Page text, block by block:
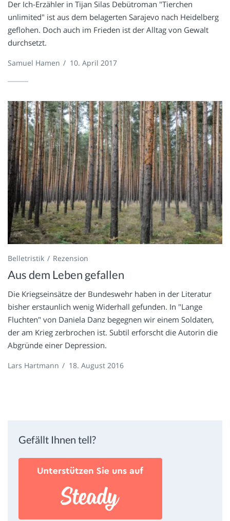
Der Ich-Erzähler in Tijan Silas Debütroman "Tierchen
unlimited" ist aus dem belagerten Sarajevo nach Heidelberg
geflohen. Doch auch im Frieden ist der Alltag von Gewalt
durchsetzt.
Samuel Hamen / 10. April 2017
Belletristik Rezension
Aus dem Leben gefallen
Die Kriegseinsätze der Bundeswehr haben in der Literatur
bisher erstaunlich wenig Widerhall gefunden. In "Lange
Fluchten" von Daniela Danz begegnen wir einem Soldaten,
der am Krieg zerbrochen ist. Subtil erforscht die Autorin die
Abgründe einer Depression.
Lars Hartmann / 18. August 2016
Gefällt Ihnen tell?